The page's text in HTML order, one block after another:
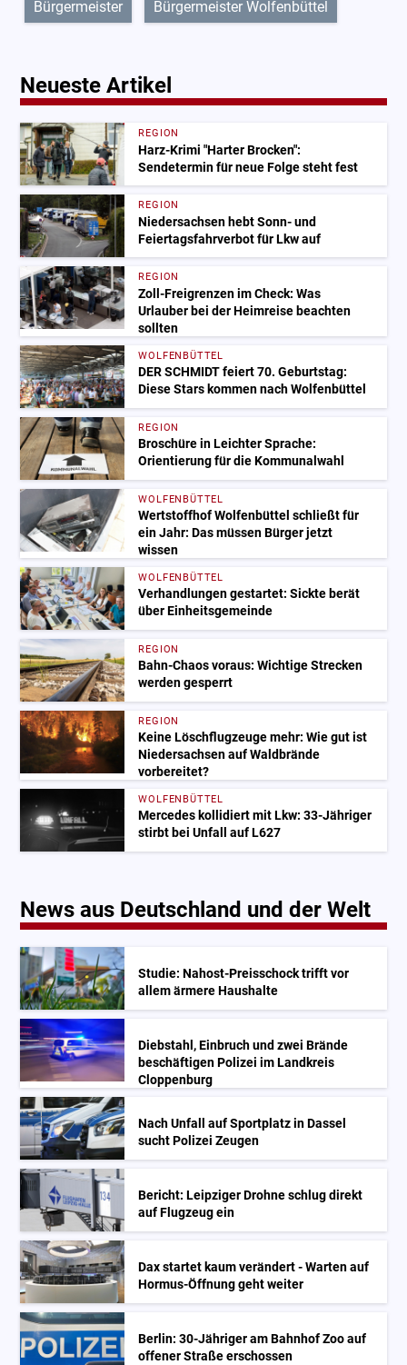
Bürgermeister Bürgermeister Wolfenbüttel
Neueste Artikel
REGION
Harz-Krimi "Harter Brocken":
Sendetermin für neue Folge steht fest
REGION
Niedersachsen hebt Sonn- und
Feiertagsfahrverbot für Lkw auf
REGION
Zoll-Freigrenzen im Check: Was
Urlauber bei der Heimreise beachten
sollten
WOLFENBÜTTEL
DER SCHMIDT feiert 70. Geburtstag:
Diese Stars kommen nach Wolfenbüttel
REGION
Broschüre in Leichter Sprache:
Orientierung für die Kommunalwahl
WOLFENBÜTTEL
Wertstoffhof Wolfenbüttel schließt für
ein Jahr: Das müssen Bürger jetzt
wissen
WOLFENBÜTTEL
Verhandlungen gestartet: Sickte berät
über Einheitsgemeinde
REGION
Bahn-Chaos voraus: Wichtige Strecken
werden gesperrt
REGION
Keine Löschflugzeuge mehr: Wie gut ist
Niedersachsen auf Waldbrände
vorbereitet?
WOLFENBÜTTEL
Mercedes kollidiert mit Lkw: 33-Jähriger
stirbt bei Unfall auf L627
News aus Deutschland und der Welt
Studie: Nahost-Preisschock trifft vor
allem ärmere Haushalte
Diebstahl, Einbruch und zwei Brände
beschäftigen Polizei im Landkreis
Cloppenburg
Nach Unfall auf Sportplatz in Dassel
sucht Polizei Zeugen
Bericht: Leipziger Drohne schlug direkt
auf Flugzeug ein
Dax startet kaum verändert - Warten auf
Hormus-Öffnung geht weiter
Berlin: 30-Jähriger am Bahnhof Zoo auf
offener Straße erschossen